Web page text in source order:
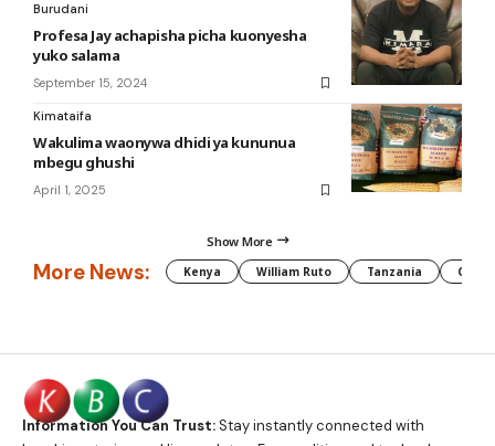
Burudani
Profesa Jay achapisha picha kuonyesha
yuko salama
September 15, 2024
Kimataifa
Wakulima waonywa dhidi ya kununua
mbegu ghushi
April 1, 2025
Show More
More News: Kenya William Ruto Tanzania CAF
Information You Can Trust:Stay instantly connected with